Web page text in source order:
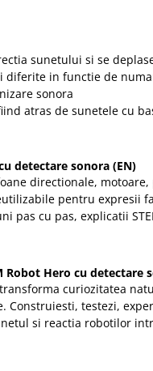
sunetului si se
diferite in functie de
sonora
atras de sunetele cu
detectare sonora (EN)
directionale, motoare,
pentru expresii
pas cu pas, explicatii
Robot Hero cu detectare
curiozitatea
Construiesti, testezi,
si reactia robotilor